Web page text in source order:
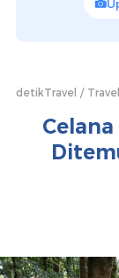
detikTravel